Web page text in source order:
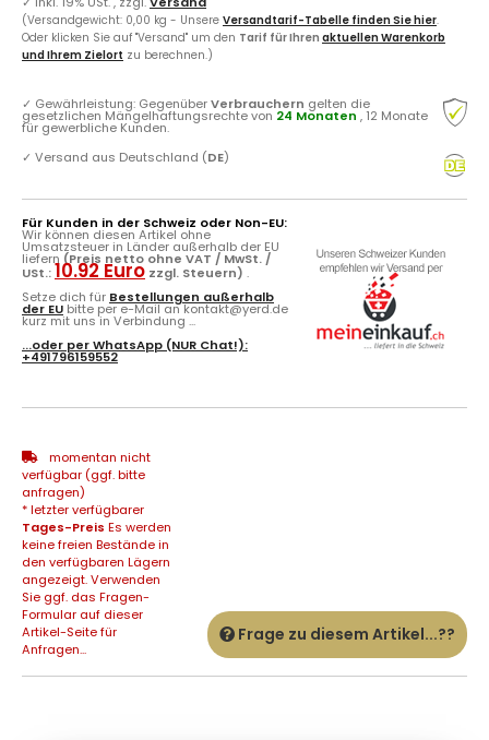
(Versandgewicht: 0,00 kg - Unsere Versandtarif-Tabelle finden Sie hier.
Oder klicken Sie auf "Versand" um den Tarif für Ihren aktuellen Warenkorb
und Ihrem Zielort zu berechnen.)
✓ Gewährleistung: GegenüberVerbrauchern gelten die
gesetzlichen Mängelhaftungsrechte von 24 Monaten , 12 Monate
für gewerbliche Kunden.
✓ Versand aus Deutschland (DE)
Für Kunden in der Schweiz oder Non-EU:
Wir können diesen Artikel ohne
Umsatzsteuer in Länder außerhalb der EU
liefern (Preis netto ohne VAT / MwSt. /
USt.:10.92 Euro zzgl. Steuern) .
Setze dich für Bestellungen außerhalb
der EU bitte per e-Mail an kontakt@yerd.de
kurz mit uns in Verbindung ...
...oder perWhatsApp (NUR Chat!):
+491796159552
momentan nicht
verfügbar (ggf. bitte
anfragen)
* letzter verfügbarer
Tages-Preis Es werden
keine freien Bestände in
den verfügbaren Lägern
angezeigt. Verwenden
Sie ggf. das Fragen-
Formular auf dieser
Artikel-Seite für
Anfragen...
Frage zu diesem Artikel...??